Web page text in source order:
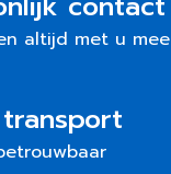
altijd met u mee